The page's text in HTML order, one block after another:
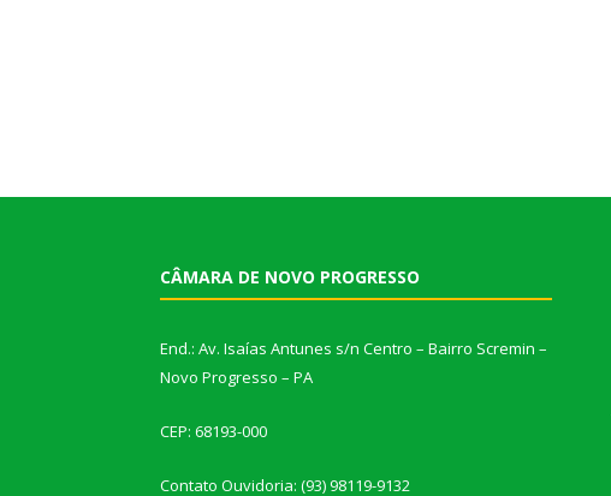
CÂMARA DE NOVO PROGRESSO
End.: Av. Isaías Antunes s/n Centro – Bairro Scremin –
Novo Progresso – PA
CEP: 68193-000
Contato Ouvidoria: (93) 98119-9132